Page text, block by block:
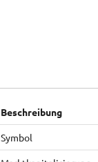
Beschreibung
Symbol